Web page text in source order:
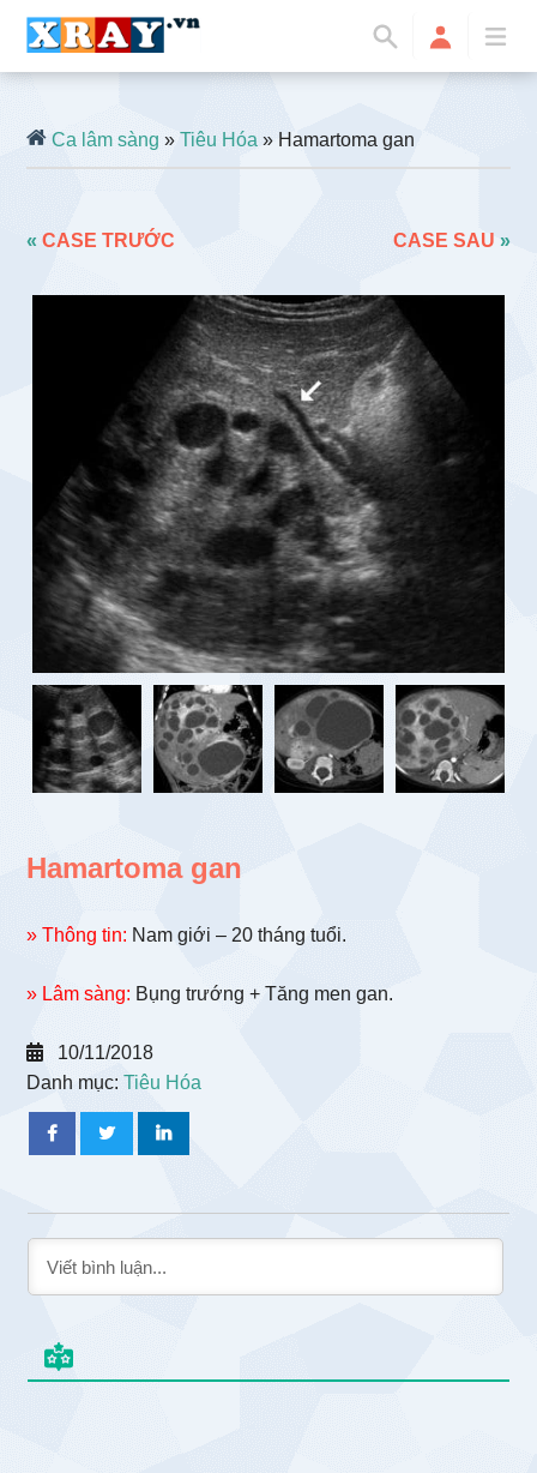
Ca lâm sàng »Tiêu Hóa » Hamartoma gan
«CASE TRƯỚC CASE SAU »
Hamartoma gan
» Thông tin: Nam giới – 20 tháng tuổi.
» Lâm sàng: Bụng trướng + Tăng men gan.
10/11/2018
Danh mục:Tiêu Hóa